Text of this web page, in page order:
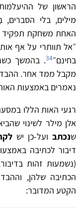
הראשון של
מילים, בלי
האחת משחקת תפקיד
״אל תוותרי על אף
בחינם״34. בהמשך
מקבל ממד אחר.
נאמרים באמצעות
רגעי האות הללו
אלן מילר לשינוי
שנכתבועל-כן יש
דיבור לכתיבה
(נשמעות זהות
הכתיבה שלהן,
הקטע המדובר: